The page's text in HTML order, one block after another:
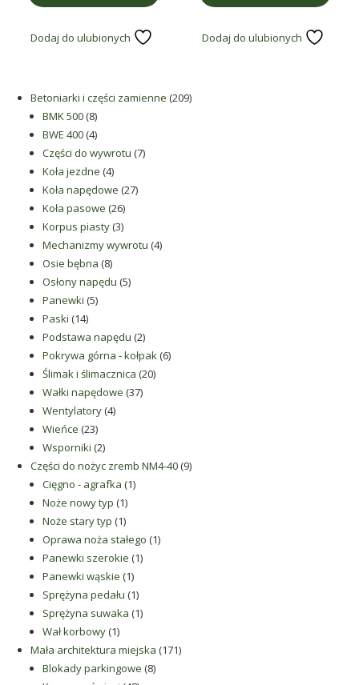
Dodaj do ulubionych Dodaj do ulubionych
Betoniarki i części zamienne 209209
BMK 500 88
produktów
BWE 400 44
produkty
Części do wywrotu 77
Koła jezdne 44
produkty
Koła napędowe 2727
Koła pasowe 2626
produktów
Korpus piasty 33
produkty
Mechanizmy wywrotu 44
Osie bębna 88
produktów
Osłony napędu 55
Panewki 55
Paski 1414
produktów
Podstawa napędu 22
produkty
Pokrywa górna - kołpak 66
Ślimak i ślimacznica 2020
Wałki napędowe 3737
Wentylatory 44
Wieńce 2323
produkty
Wsporniki 22
produkty
Części do nożyc zremb NM4-40 99
Cięgno - agrafka 11
Noże nowy typ 11
produkt
Noże stary typ 11
produkt
Oprawa noża stałego 11
Panewki szerokie 11
Panewki wąskie 11
produkt
Sprężyna pedału 11
produkt
Sprężyna suwaka 11
Wał korbowy 11
produkt
Mała architektura miejska 171171
Blokady parkingowe 88